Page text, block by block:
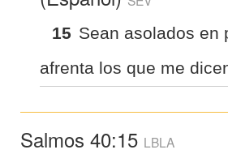
15 Sean asolados en
afrenta los que me
Salmos 40:15 LBLA